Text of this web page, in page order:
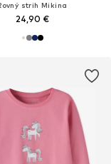
strih Mikina
24,90 €